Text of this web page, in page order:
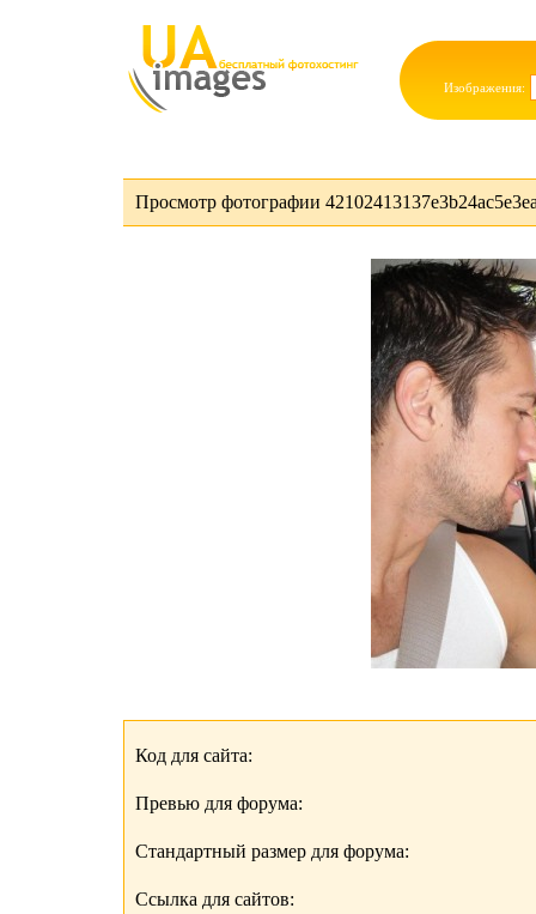
Изображения:
Просмотр фотографии
Код для сайта:
Превью для форума:
Стандартный размер для форума:
Ссылка для сайтов: